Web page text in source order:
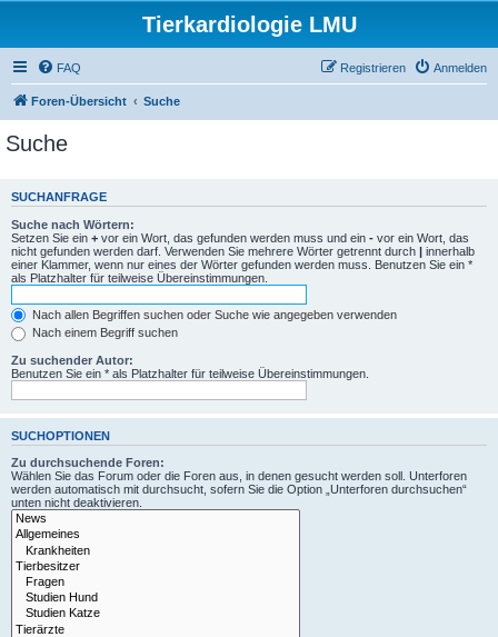
Tierkardiologie LMU
FAQ Anmelden
Registrieren
Foren-Übersicht Suche
Suche
SUCHANFRAGE
Suche nach Wörtern:
Setzen Sie ein + vor ein Wort, das gefunden werden muss und ein - vor ein Wort, das
nicht gefunden werden darf. Verwenden Sie mehrere Wörter getrennt durch | innerhalb
einer Klammer, wenn nur eines der Wörter gefunden werden muss. Benutzen Sie ein *
als Platzhalter für teilweise Übereinstimmungen.
Nach allen Begriffen suchen oder Suche wie angegeben verwenden
Nach einem Begriff suchen
Zu suchender Autor:
Benutzen Sie ein * als Platzhalter für teilweise Übereinstimmungen.
SUCHOPTIONEN
Zu durchsuchende Foren:
Wählen Sie das Forum oder die Foren aus, in denen gesucht werden soll. Unterforen
werden automatisch mit durchsucht, sofern Sie die Option „Unterforen durchsuchen“
unten nicht deaktivieren.